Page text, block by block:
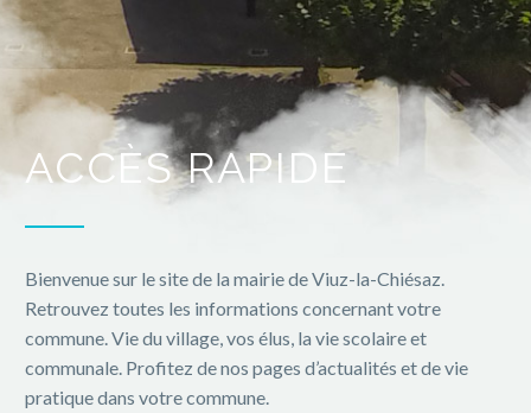
ACCÈS RAPIDE
Bienvenue sur le site de la mairie de Viuz-la-Chiésaz.
Retrouvez toutes les informations concernant votre
commune. Vie du village, vos élus, la vie scolaire et
communale. Profitez de nos pages d’actualités et de vie
pratique dans votre commune.